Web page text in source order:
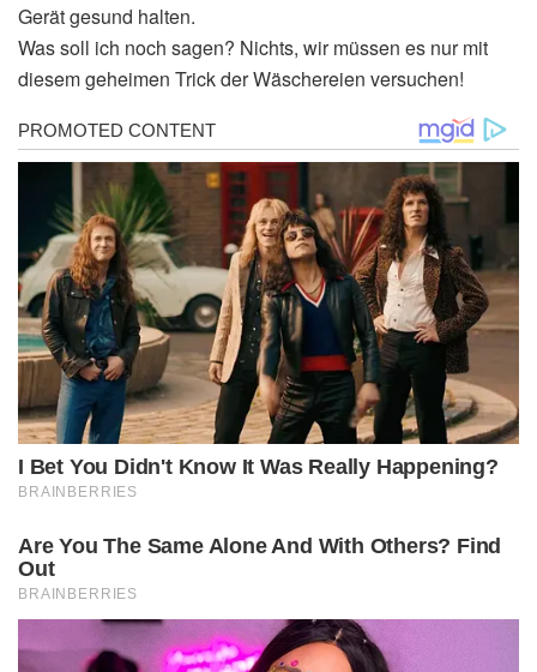
Gerät gesund halten.
Was soll ich noch sagen? Nichts, wir müssen es nur mit
diesem geheimen Trick der Wäschereien versuchen!